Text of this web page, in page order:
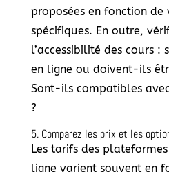
proposées en fonction de
spécifiques. En outre,
l’accessibilité des cours
en ligne ou doivent-ils
Sont-ils compatibles
?
5. Comparez les prix et les
Les tarifs des
ligne varient souvent en